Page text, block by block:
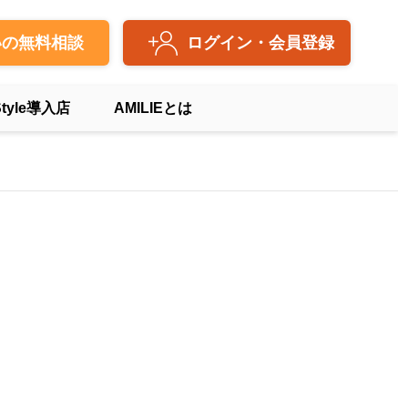
無料相談 ログイン・会員登録
導入店 AMILIEとは